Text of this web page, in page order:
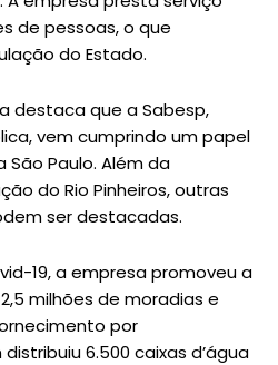
de pessoas, o que
do Estado.
destaca que a Sabesp,
vem cumprindo um papel
Paulo. Além da
do Rio Pinheiros, outras
ser destacadas.
19, a empresa promoveu a
milhões de moradias e
por
6.500 caixas d’água